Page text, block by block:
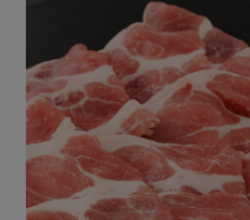
奶蛋豆・五穀
蛋
豆製品
肉品・水產
海鮮
常備菜
蔬食
蛋料理
把最好的台灣味帶回家！
防災用品預購圓滿結束
2026年端午節預購圓滿結束
更多預購活動
當季產品
主婦食堂
社內大小事
產品故事
樂齡生活
關於合作社
認識合作社
關於我們
合作社組織
員工與求才
重要公告